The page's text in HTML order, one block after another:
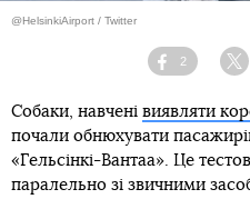
@HelsinkiAirport / Twitter
Facebook
2
Собаки, навчені виявляти
почали обнюхувати
«Гельсінкі-Вантаа». Це
паралельно зі звичними